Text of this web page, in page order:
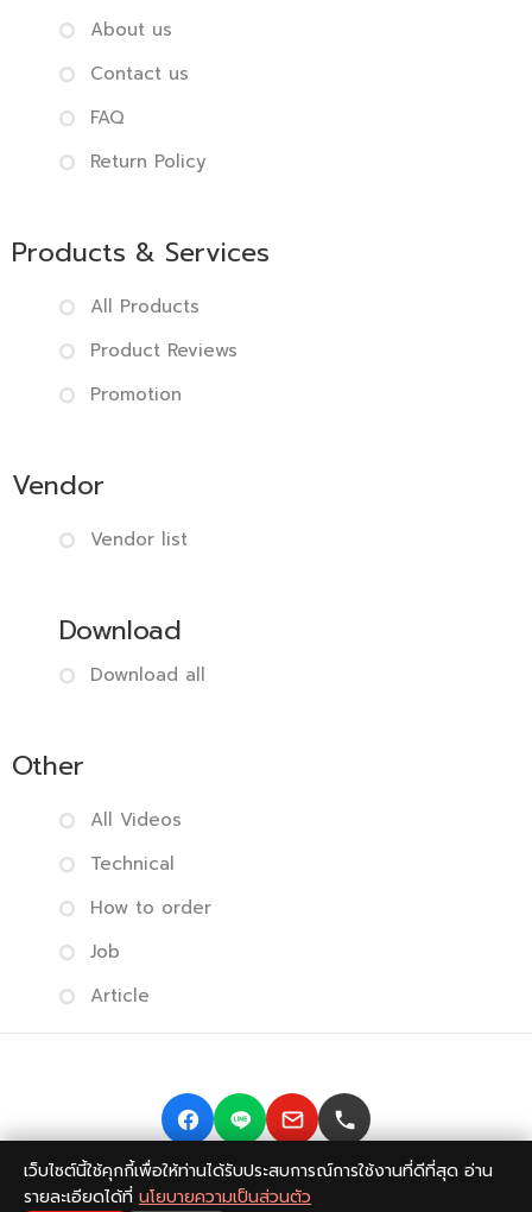
About us
Contact us
FAQ
Return Policy
Products & Services
All Products
Product Reviews
Promotion
Vendor
Vendor list
Download
Download all
Other
All Videos
Technical
How to order
Job
Article
Copyright © 2014-2026 BISMONPRINT Co.,LTD
Privacy
policy|Return Policy
เว็บไซต์นี้ใช้คุกกี้เพื่อให้ท่านได้รับประสบการณ์การใช้งานที่ดีที่สุด อ่าน
รายละเอียดได้ที่ นโยบายความเป็นส่วนตัว